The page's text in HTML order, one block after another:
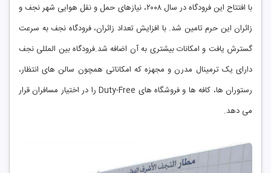
با افتتاح این فرودگاه در سال ۲۰۰۸، نیازهای حمل و نقل هوایی شهر نجف و
زائران این حرم تامین شد. با افزایش تعداد زائران، فرودگاه نجف به سرعت
گسترش یافت و امکانات بیشتری به آن اضافه شد.فرودگاه بین‌ المللی نجف
دارای یک ترمینال مدرن و مجهزه که امکاناتی همچون سالن ‌های انتظار،
رستوران ‌ها، کافه‌ ها و فروشگاه‌ های Duty-Free را در اختیار مسافران قرار
می‌ دهد.